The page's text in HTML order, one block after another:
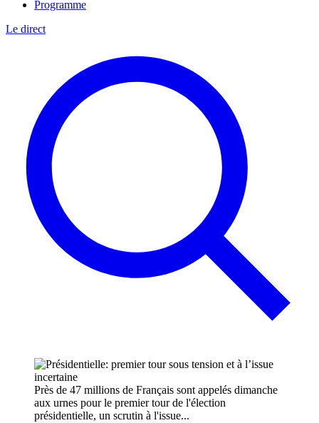
Programme
Le direct
Près de 47 millions de Français sont appelés dimanche
aux urnes pour le premier tour de l'élection
présidentielle, un scrutin à l'issue...